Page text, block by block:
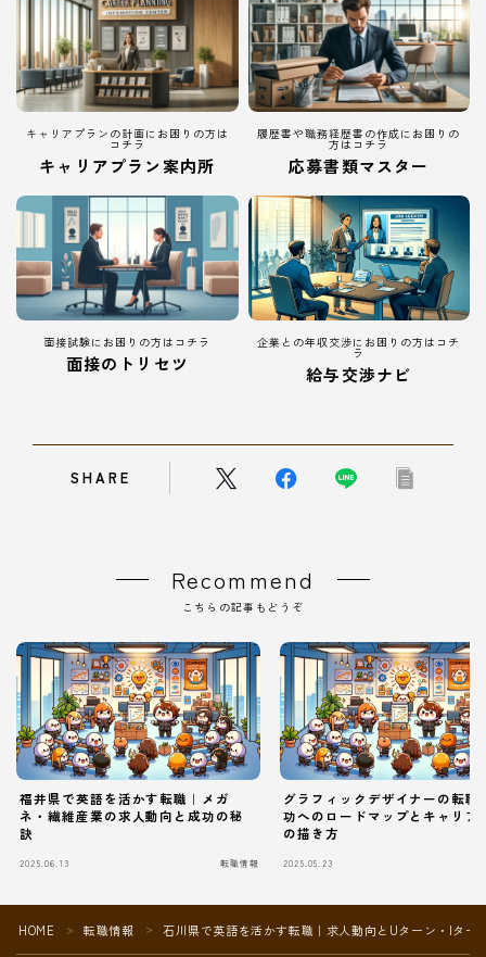
Follow Me
キャリアプランの計画にお困りの方は
コチラ
キャリアプラン案内所
履歴書や職務経歴書の作成にお困りの
方はコチラ
応募書類マスター
面接試験にお困りの方はコチラ
面接のトリセツ
企業との年収交渉にお困りの方はコチ
ラ
給与交渉ナビ
SHARE
Recommend
こちらの記事もどうぞ
福井県で英語を活かす転職｜メガ
ネ・繊維産業の求人動向と成功の秘
訣
2025.06.13 転職情報
グラフィックデザイナーの転職
功へのロードマップとキャリア
の描き方
2025.05.23
HOME ＞ 転職情報 ＞ 石川県で英語を活かす転職｜求人動向とUターン・Iター